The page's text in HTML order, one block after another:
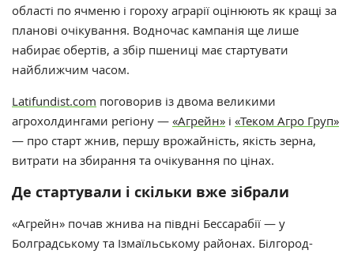
області по ячменю і гороху аграрії оцінюють як кращі за
планові очікування. Водночас кампанія ще лише
набирає обертів, а збір пшениці має стартувати
найближчим часом.
Latifundist.com поговорив із двома великими
агрохолдингами регіону — «Агрейн» і «Теком Агро Груп»
— про старт жнив, першу врожайність, якість зерна,
витрати на збирання та очікування по цінах.
Де стартували і скільки вже зібрали
«Агрейн» почав жнива на півдні Бессарабії — у
Болградському та Ізмаїльському районах. Білгород-